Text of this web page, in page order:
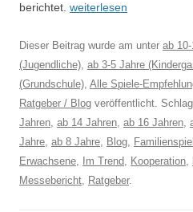
berichtet. weiterlesen
Dieser Beitrag wurde am unter ab
(Jugendliche), ab 3-5 Jahre
(Grundschule), Alle Spiele-
Ratgeber / Blog veröffentlicht.
Jahren, ab 14 Jahren, ab 16 Jahren,
Jahre, ab 8 Jahre, Blog,
Erwachsene, Im Trend, Kooperation,
Messebericht, Ratgeber.